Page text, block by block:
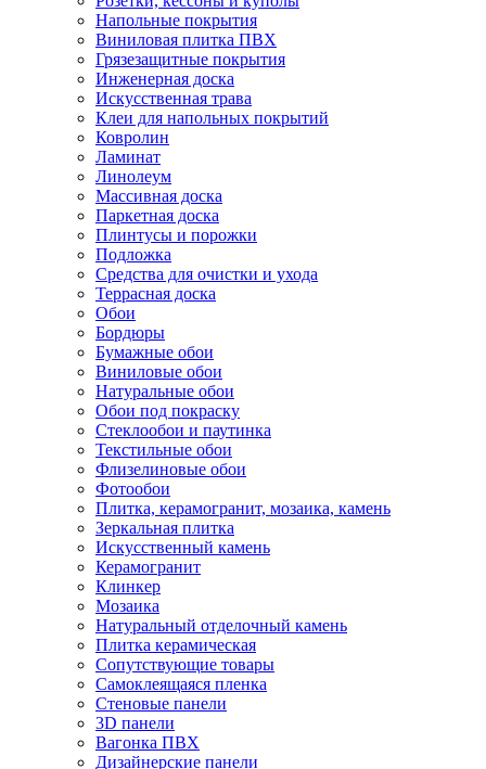
Напольные покрытия
Виниловая плитка ПВХ
Грязезащитные покрытия
Инженерная доска
Искусственная трава
Клеи для напольных покрытий
Ковролин
Ламинат
Линолеум
Массивная доска
Паркетная доска
Плинтусы и порожки
Подложка
Средства для очистки и ухода
Террасная доска
Обои
Бордюры
Бумажные обои
Виниловые обои
Натуральные обои
Обои под покраску
Стеклообои и паутинка
Текстильные обои
Флизелиновые обои
Фотообои
Плитка, керамогранит, мозаика, камень
Зеркальная плитка
Искусственный камень
Керамогранит
Клинкер
Мозаика
Натуральный отделочный камень
Плитка керамическая
Сопутствующие товары
Самоклеящаяся пленка
Стеновые панели
3D панели
Вагонка ПВХ
Дизайнерские панели